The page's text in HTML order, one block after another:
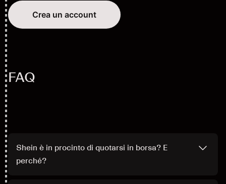
Crea un account
FAQ
Shein è in procinto di quotarsi in borsa? E
perché?